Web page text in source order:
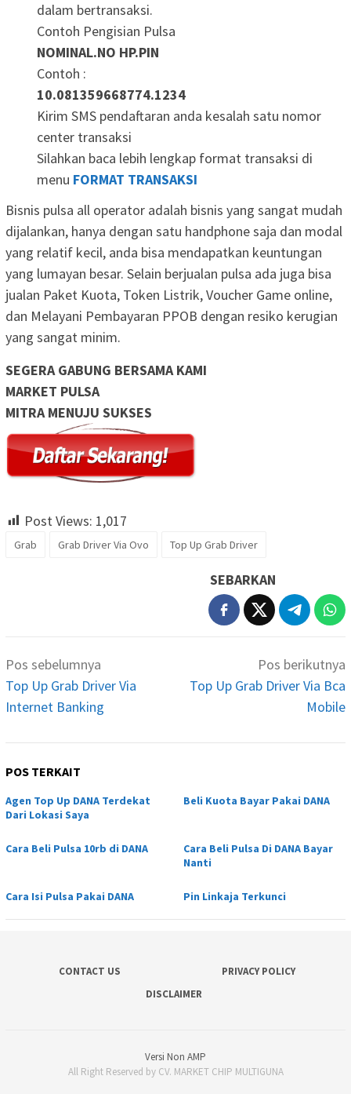
dalam bertransaksi.
Contoh Pengisian Pulsa
NOMINAL.NO HP.PIN
Contoh :
10.081359668774.1234
Kirim SMS pendaftaran anda kesalah satu nomor
center transaksi
Silahkan baca lebih lengkap format transaksi di
menu FORMAT TRANSAKSI
Bisnis pulsa all operator adalah bisnis yang sangat mudah
dijalankan, hanya dengan satu handphone saja dan modal
yang relatif kecil, anda bisa mendapatkan keuntungan
yang lumayan besar. Selain berjualan pulsa ada juga bisa
jualan Paket Kuota, Token Listrik, Voucher Game online,
dan Melayani Pembayaran PPOB dengan resiko kerugian
yang sangat minim.
SEGERA GABUNG BERSAMA KAMI
MARKET PULSA
MITRA MENUJU SUKSES
Post Views: 1,017
Grab Grab Driver Via Ovo Top Up Grab Driver
SEBARKAN
Navigasi
pos
Pos sebelumnya
Top Up Grab Driver Via
Internet Banking
Pos berikutnya
Top Up Grab Driver Via Bca
Mobile
POS TERKAIT
Agen Top Up DANA Terdekat
Dari Lokasi Saya
Beli Kuota Bayar Pakai DANA
Cara Beli Pulsa 10rb di DANA
Cara Beli Pulsa Di DANA Bayar
Nanti
Cara Isi Pulsa Pakai DANA Pin Linkaja Terkunci
CONTACT US
PRIVACY POLICY
DISCLAIMER
Versi Non AMP
All Right Reserved by CV. MARKET CHIP MULTIGUNA